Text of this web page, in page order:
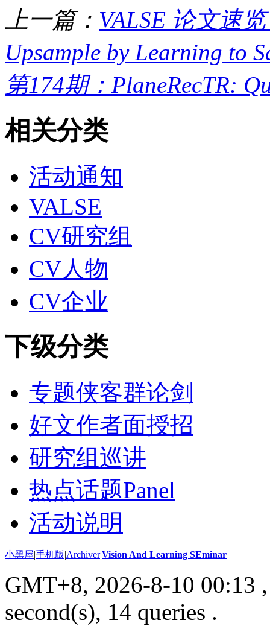
上一篇： VALSE 论文速
Upsample by Learning to
第174期：PlaneRecTR:
相关分类
活动通知
VALSE
CV研究组
CV人物
CV企业
下级分类
专题侠客群论剑
好文作者面授招
研究组巡讲
热点话题Panel
活动说明
小黑屋|手机版|Archiver|Vision And Learning SEminar
GMT+8, 2026-8-10 00:13
second(s), 14 queries .